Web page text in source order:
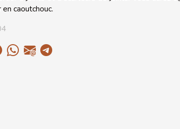
caoutchouc.